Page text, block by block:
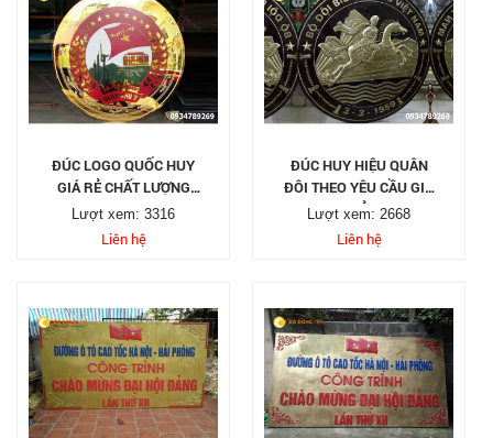
ĐÚC LOGO QUỐC HUY
GIÁ RẺ CHẤT LƯỢNG
1M2
Lượt xem: 3316
Liên hệ
ĐÚC HUY HIỆU QUÂN
ĐÔI THEO YÊU CẦU GIÁ
RẺ
Lượt xem: 2668
Liên hệ